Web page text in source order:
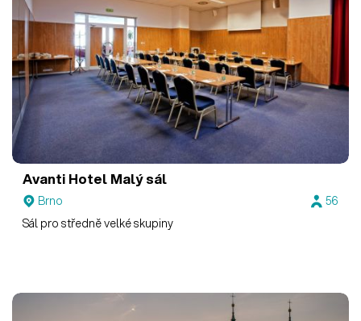
Avanti Hotel Malý sál
Brno
56
Sál pro středně velké skupiny